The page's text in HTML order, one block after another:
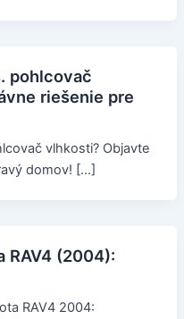
pohlcovač
riešenie pre
vlhkosti? Objavte
domov! […]
RAV4 (2004):
RAV4 2004: